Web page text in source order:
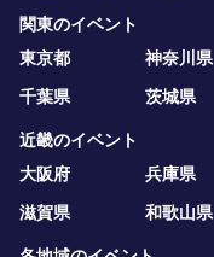
関東のイベント
東京都
神奈川県
千葉県
茨城県
近畿のイベント
大阪府
兵庫県
滋賀県
和歌山県